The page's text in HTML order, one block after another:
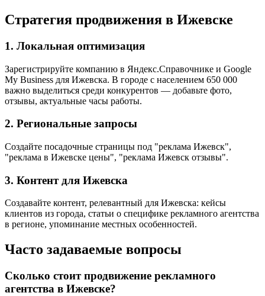
Стратегия продвижения в Ижевске
1. Локальная оптимизация
Зарегистрируйте компанию в Яндекс.Справочнике и Google
My Business для Ижевска. В городе с населением 650 000
важно выделиться среди конкурентов — добавьте фото,
отзывы, актуальные часы работы.
2. Региональные запросы
Создайте посадочные страницы под "реклама Ижевск",
"реклама в Ижевске цены", "реклама Ижевск отзывы".
3. Контент для Ижевска
Создавайте контент, релевантный для Ижевска: кейсы
клиентов из города, статьи о специфике рекламного агентства
в регионе, упоминание местных особенностей.
Часто задаваемые вопросы
Сколько стоит продвижение рекламного
агентства в Ижевске?